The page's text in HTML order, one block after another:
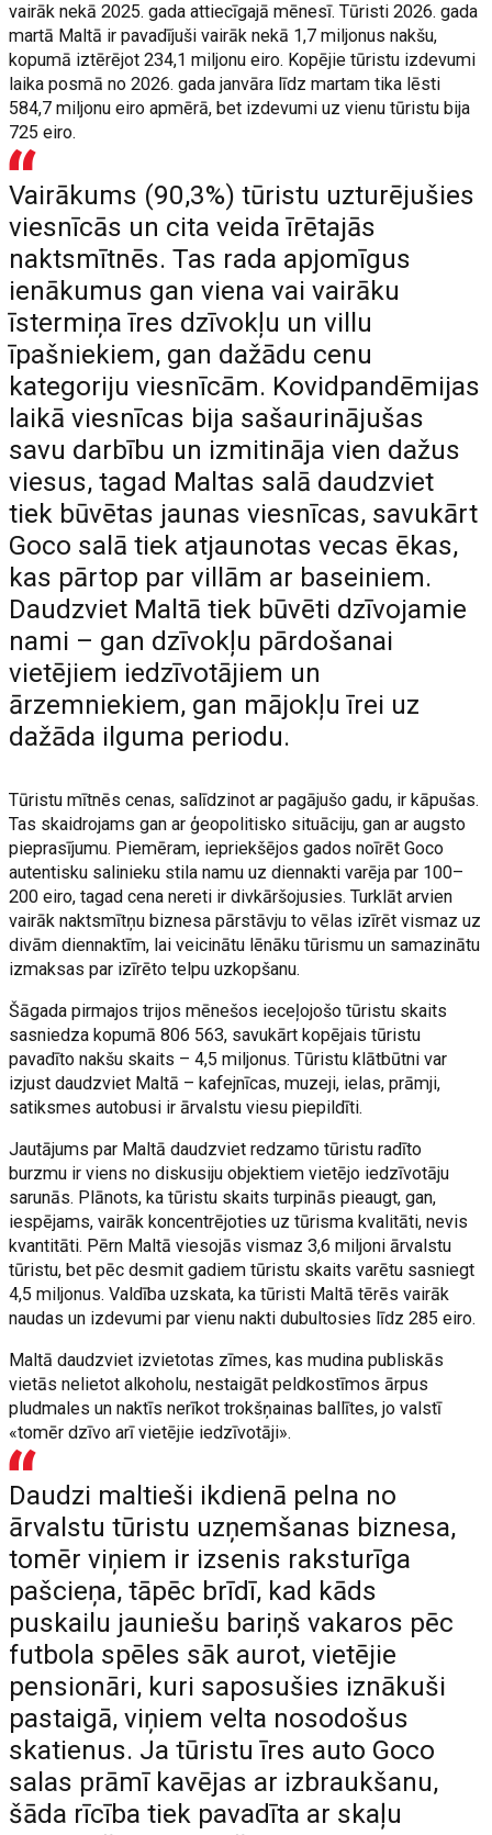
vairāk nekā 2025. gada attiecīgajā mēnesī. Tūristi 2026. gada
martā Maltā ir pavadījuši vairāk nekā 1,7 miljonus nakšu,
kopumā iztērējot 234,1 miljonu eiro. Kopējie tūristu izdevumi
laika posmā no 2026. gada janvāra līdz martam tika lēsti
584,7 miljonu eiro apmērā, bet izdevumi uz vienu tūristu bija
725 eiro.
Vairākums (90,3%) tūristu uzturējušies
viesnīcās un cita veida īrētajās
naktsmītnēs. Tas rada apjomīgus
ienākumus gan viena vai vairāku
īstermiņa īres dzīvokļu un villu
īpašniekiem, gan dažādu cenu
kategoriju viesnīcām. Kovidpandēmijas
laikā viesnīcas bija sašaurinājušas
savu darbību un izmitināja vien dažus
viesus, tagad Maltas salā daudzviet
tiek būvētas jaunas viesnīcas, savukārt
Goco salā tiek atjaunotas vecas ēkas,
kas pārtop par villām ar baseiniem.
Daudzviet Maltā tiek būvēti dzīvojamie
nami – gan dzīvokļu pārdošanai
vietējiem iedzīvotājiem un
ārzemniekiem, gan mājokļu īrei uz
dažāda ilguma periodu.
Tūristu mītnēs cenas, salīdzinot ar pagājušo gadu, ir kāpušas.
Tas skaidrojams gan ar ģeopolitisko situāciju, gan ar augsto
pieprasījumu. Piemēram, iepriekšējos gados noīrēt Goco
autentisku salinieku stila namu uz diennakti varēja par 100–
200 eiro, tagad cena nereti ir divkāršojusies. Turklāt arvien
vairāk naktsmītņu biznesa pārstāvju to vēlas izīrēt vismaz uz
divām diennaktīm, lai veicinātu lēnāku tūrismu un samazinātu
izmaksas par izīrēto telpu uzkopšanu.
Šāgada pirmajos trijos mēnešos ieceļojošo tūristu skaits
sasniedza kopumā 806 563, savukārt kopējais tūristu
pavadīto nakšu skaits – 4,5 miljonus. Tūristu klātbūtni var
izjust daudzviet Maltā – kafejnīcas, muzeji, ielas, prāmji,
satiksmes autobusi ir ārvalstu viesu piepildīti.
Jautājums par Maltā daudzviet redzamo tūristu radīto
burzmu ir viens no diskusiju objektiem vietējo iedzīvotāju
sarunās. Plānots, ka tūristu skaits turpinās pieaugt, gan,
iespējams, vairāk koncentrējoties uz tūrisma kvalitāti, nevis
kvantitāti. Pērn Maltā viesojās vismaz 3,6 miljoni ārvalstu
tūristu, bet pēc desmit gadiem tūristu skaits varētu sasniegt
4,5 miljonus. Valdība uzskata, ka tūristi Maltā tērēs vairāk
naudas un izdevumi par vienu nakti dubultosies līdz 285 eiro.
Maltā daudzviet izvietotas zīmes, kas mudina publiskās
vietās nelietot alkoholu, nestaigāt peldkostīmos ārpus
pludmales un naktīs nerīkot trokšņainas ballītes, jo valstī
«tomēr dzīvo arī vietējie iedzīvotāji».
Daudzi maltieši ikdienā pelna no
ārvalstu tūristu uzņemšanas biznesa,
tomēr viņiem ir izsenis raksturīga
pašcieņa, tāpēc brīdī, kad kāds
puskailu jauniešu bariņš vakaros pēc
futbola spēles sāk aurot, vietējie
pensionāri, kuri saposušies iznākuši
pastaigā, viņiem velta nosodošus
skatienus. Ja tūristu īres auto Goco
salas prāmī kavējas ar izbraukšanu,
šāda rīcība tiek pavadīta ar skaļu